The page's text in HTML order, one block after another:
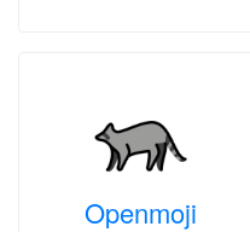
Openmoji